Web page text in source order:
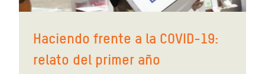
Haciendo frente a la COVID-19:
relato del primer año